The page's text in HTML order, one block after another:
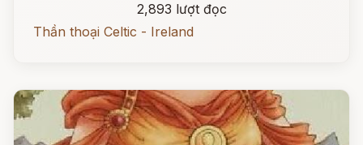
2,893 lượt đọc
Thần thoại Celtic - Ireland